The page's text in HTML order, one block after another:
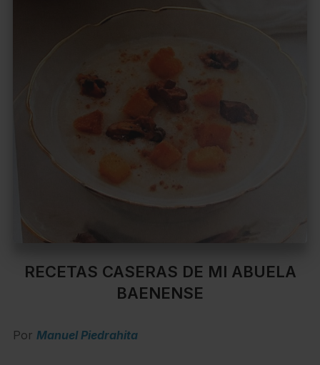
RECETAS CASERAS DE MI ABUELA
BAENENSE
Por Manuel Piedrahita